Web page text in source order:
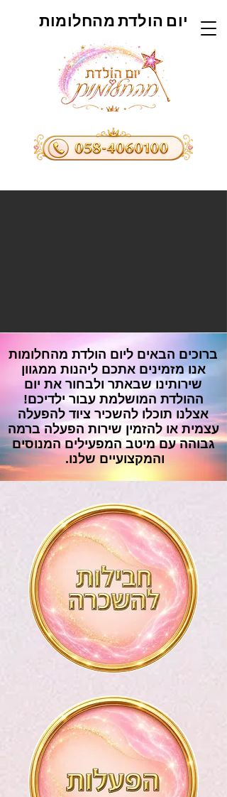
יום הולדת מהחלומות
ברוכים הבאים ליום הולדת מהחלומות
אנו מזמינים אתכםליהנות ממגוון
שירותינו שבאתר ולבחור את יום
ההולדת המושלמת עבור ילדיכם!
אצלנו תוכלו להשכיר ציוד להפעלה
עצמית אולהזמין שירות הפעלה ברמה
גבוהה עם מיטב המפעילים המנוסים
והמקצועיים שלנו.